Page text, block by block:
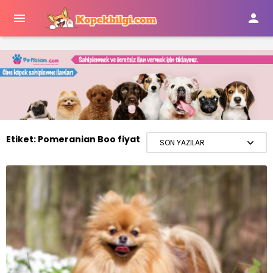
 
Etiket: Pomeranian Boo fiyat